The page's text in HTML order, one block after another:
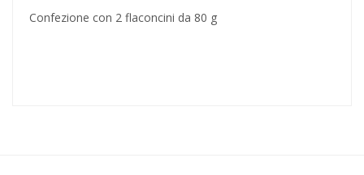
Confezione con 2 flaconcini da 80 g